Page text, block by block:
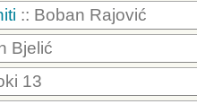
:: Boban Rajović
Bjelić
13